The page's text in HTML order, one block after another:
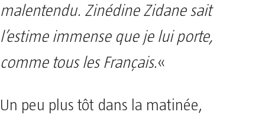
malentendu. Zinédine Zidane sait
l’estime immense que je lui porte,
comme tous les Français.«
Un peu plus tôt dans la matinée,